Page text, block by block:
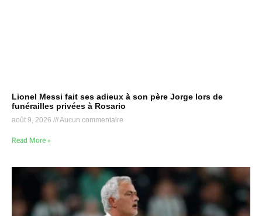
Lionel Messi fait ses adieux à son père Jorge lors de
funérailles privées à Rosario
août 9, 2026 Aucun commentaire
Read More »